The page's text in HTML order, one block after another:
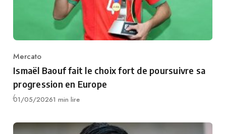
Category
Mercato
Ismaël Baouf fait le choix fort de poursuivre sa
progression en Europe
Publié
01/05/20261 min lire